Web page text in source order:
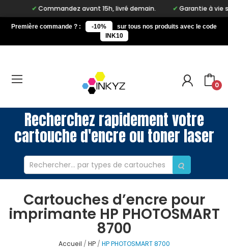
Commandez avant 15h, livré demain. Garantie à vie sur
Première commande ? : -10%
sur tous nos produits avec le code
INK10
0
Recherchez rapidement votre
cartouche d'encre ou toner laser
Cartouches d’encre pour
imprimante HP PHOTOSMART
8700
Accueil HP HP PHOTOSMART 8700